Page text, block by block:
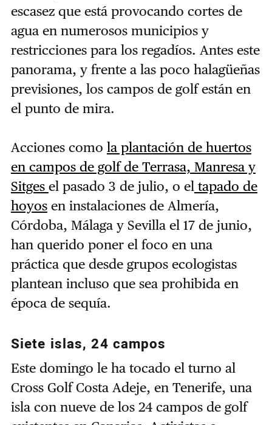
escasez que está provocando cortes de
agua en numerosos municipios y
restricciones para los regadíos. Antes este
panorama, y frente a las poco halagüeñas
previsiones, los campos de golf están en
el punto de mira.
Acciones como la plantación de huertos
en campos de golf de Terrasa, Manresa y
Sitges el pasado 3 de julio, o el tapado de
hoyosen instalaciones de Almería,
Córdoba, Málaga y Sevilla el 17 de junio,
han querido poner el foco en una
práctica que desde grupos ecologistas
plantean incluso que sea prohibida en
época de sequía.
Siete islas, 24 campos
Este domingo le ha tocado el turno al
Cross Golf Costa Adeje, en Tenerife, una
isla con nueve de los 24 campos de golf